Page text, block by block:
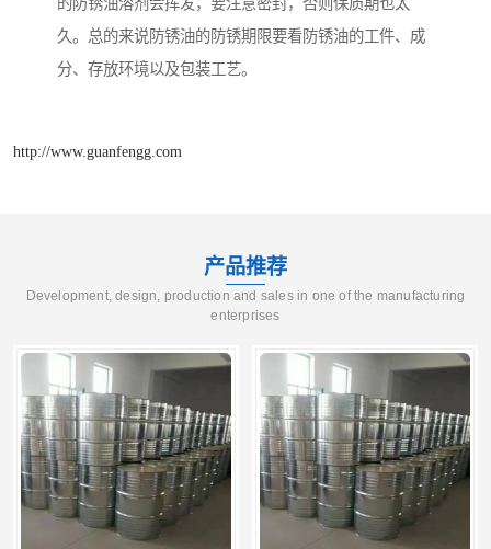
的防锈油溶剂会挥发，要注意密封，否则保质期也太
久。总的来说防锈油的防锈期限要看防锈油的工件、成
分、存放环境以及包装工艺。
http://www.guanfengg.com
产品推荐
Development, design, production and sales in one of the manufacturing
enterprises